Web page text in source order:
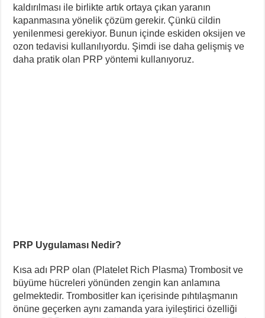
kaldırılması ile birlikte artık ortaya çıkan yaranın
kapanmasına yönelik çözüm gerekir. Çünkü cildin
yenilenmesi gerekiyor. Bunun içinde eskiden oksijen ve
ozon tedavisi kullanılıyordu. Şimdi ise daha gelişmiş ve
daha pratik olan PRP yöntemi kullanıyoruz.
PRP Uygulaması Nedir?
Kısa adı PRP olan (Platelet Rich Plasma) Trombosit ve
büyüme hücreleri yönünden zengin kan anlamına
gelmektedir. Trombositler kan içerisinde pıhtılaşmanın
önüne geçerken aynı zamanda yara iyileştirici özelliği